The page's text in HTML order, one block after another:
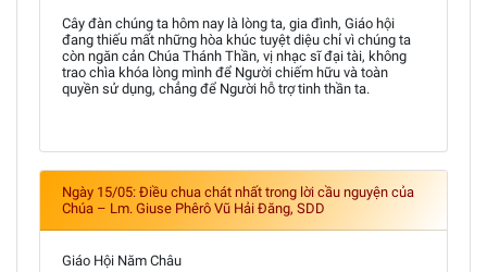
Cây đàn chúng ta hôm nay là lòng ta, gia đình, Giáo hội
đang thiếu mất những hòa khúc tuyệt diệu chỉ vì chúng ta
còn ngăn cản Chúa Thánh Thần, vị nhạc sĩ đại tài, không
trao chìa khóa lòng mình để Người chiếm hữu và toàn
quyền sử dụng, chẳng để Người hỗ trợ tinh thần ta.
Ngày 15/05: Điều chua chát nhất trong lời cầu nguyện của
Chúa – Lm. Giuse Phêrô Vũ Hải Đăng, SDD
Giáo Hội Năm Châu